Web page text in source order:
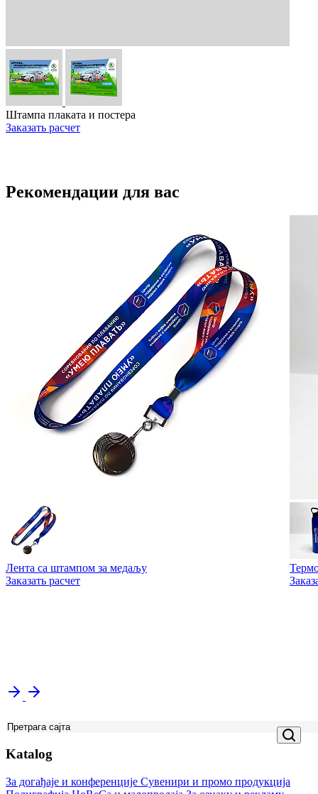
Штампа плаката и постера
Заказать расчет
Рекомендации для вас
Лента са штампом за медаљу
Заказать расчет
Katalog
За догађаје и конференције Сувенири и промо продукција